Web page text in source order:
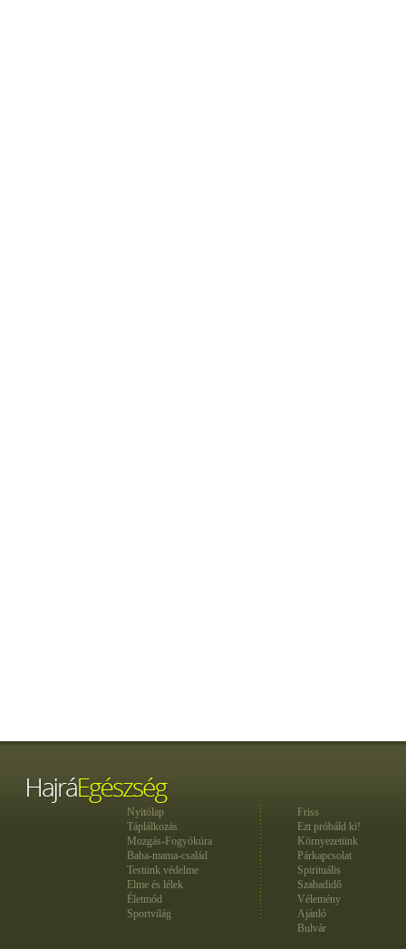
Nyitólap
Táplálkozás
Mozgás-Fogyókúra
Baba-mama-család
Testünk védelme
Elme és lélek
Életmód
Sportvilág
Friss
Ezt próbáld ki!
Környezetünk
Párkapcsolat
Spirituális
Szabadidő
Vélemény
Ajánló
Bulvár